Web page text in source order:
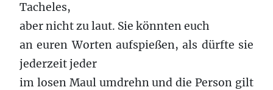
Tacheles,
aber nicht zu laut. Sie könnten euch
an euren Worten aufspießen, als dürfte sie
jederzeit jeder
im losen Maul umdrehn und die Person gilt